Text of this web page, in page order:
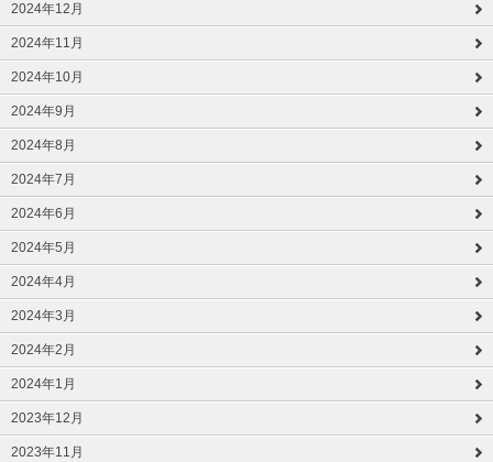
2024年12月
2024年11月
2024年10月
2024年9月
2024年8月
2024年7月
2024年6月
2024年5月
2024年4月
2024年3月
2024年2月
2024年1月
2023年12月
2023年11月